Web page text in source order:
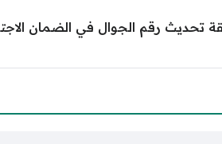
تحديث رقم الجوال في الضمان